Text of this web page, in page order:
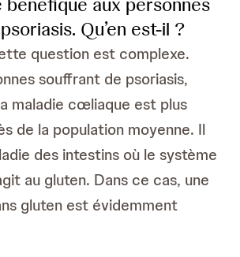
Qu’en est-il ?
question est complexe.
souffrant de psoriasis,
maladie cœliaque est plus
de la population moyenne. Il
des intestins où le système
au gluten. Dans ce cas, une
gluten est évidemment